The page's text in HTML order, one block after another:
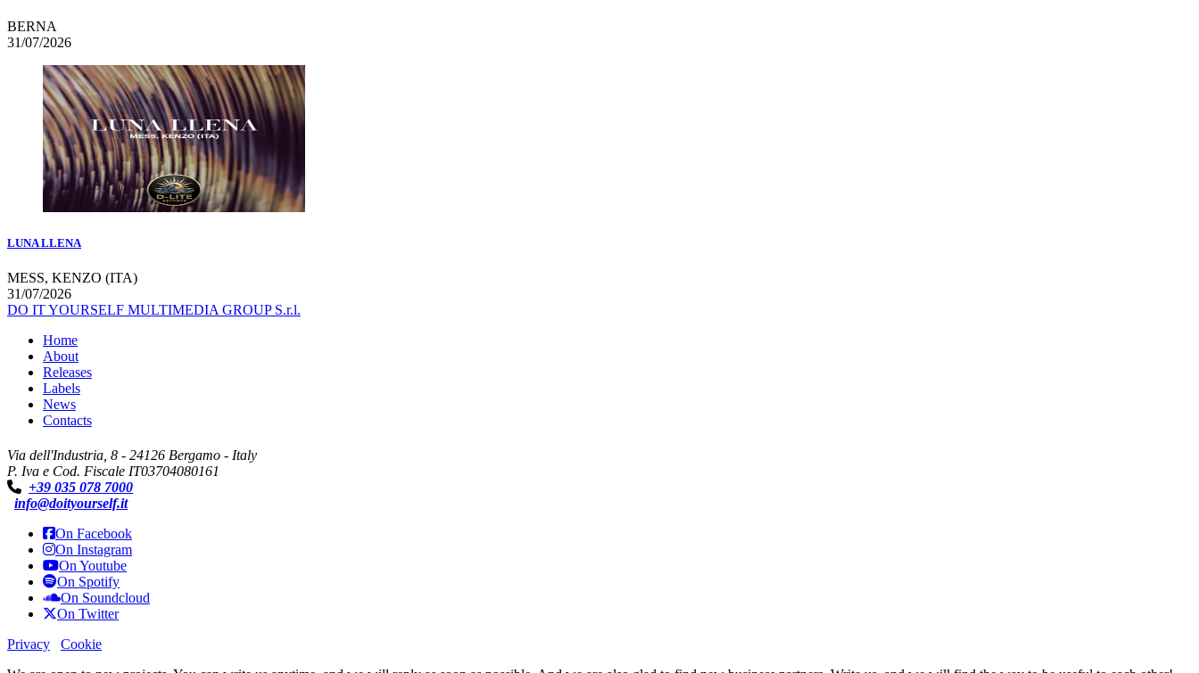
BERNA
31/07/2026
LUNA LLENA
MESS, KENZO (ITA)
31/07/2026
DO IT YOURSELF MULTIMEDIA GROUP S.r.l.
Home
About
Releases
Labels
News
Contacts
Via dell'Industria, 8 - 24126 Bergamo - Italy
P. Iva e Cod. Fiscale IT03704080161
+39 035 078 7000
info@doityourself.it
On Facebook
On Instagram
On Youtube
On Spotify
On Soundcloud
On Twitter
Privacy
Cookie